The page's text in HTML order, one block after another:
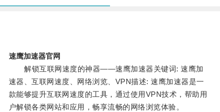
速鹰加速器官网
解锁互联网速度的神器——速鹰加速器关键词: 速鹰加
速器、互联网速度、网络浏览、VPN描述: 速鹰加速器是一
款能够提升互联网速度的工具，通过使用VPN技术，帮助用
户解锁各类网站和应用，畅享流畅的网络浏览体验。